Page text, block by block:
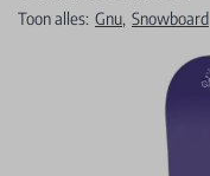
Toon alles: Gnu, Snowboard